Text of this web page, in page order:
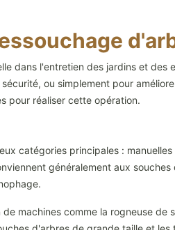
dans l'entretien des jardins et
ou simplement pour
pour réaliser cette opération.
catégories principales :
généralement aux
machines comme la rogneuse